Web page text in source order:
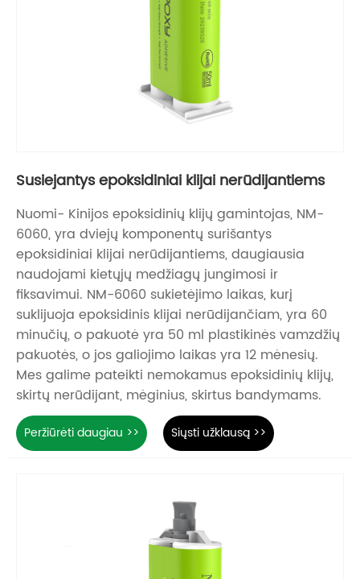
Susiejantys epoksidiniai klijai nerūdijantiems
Nuomi- Kinijos epoksidinių klijų gamintojas, NM-
6060, yra dviejų komponentų surišantys
epoksidiniai klijai nerūdijantiems, daugiausia
naudojami kietųjų medžiagų jungimosi ir
fiksavimui. NM-6060 sukietėjimo laikas, kurį
suklijuoja epoksidinis klijai nerūdijančiam, yra 60
minučių, o pakuotė yra 50 ml plastikinės vamzdžių
pakuotės, o jos galiojimo laikas yra 12 mėnesių.
Mes galime pateikti nemokamus epoksidinių klijų,
skirtų nerūdijant, mėginius, skirtus bandymams.
Peržiūrėti daugiau >> Siųsti užklausą >>